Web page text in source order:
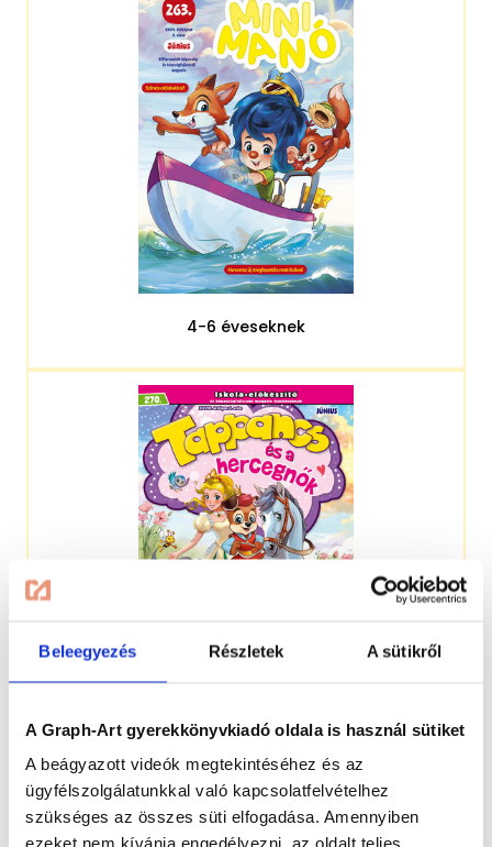
Beleegyezés Részletek A sütikről
A Graph-Art gyerekkönyvkiadó oldala is használ sütiket
A beágyazott videók megtekintéséhez és az
ügyfélszolgálatunkkal való kapcsolatfelvételhez
szükséges az összes süti elfogadása. Amennyiben
ezeket nem kívánja engedélyezni, az oldalt teljes
4-6 éveseknek
4-7 éveseknek